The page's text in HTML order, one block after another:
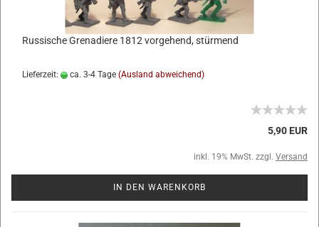
Russische Grenadiere 1812 vorgehend, stürmend
Lieferzeit: ca. 3-4 Tage (Ausland abweichend)
5,90 EUR
inkl. 19% MwSt. zzgl. Versand
IN DEN WARENKORB